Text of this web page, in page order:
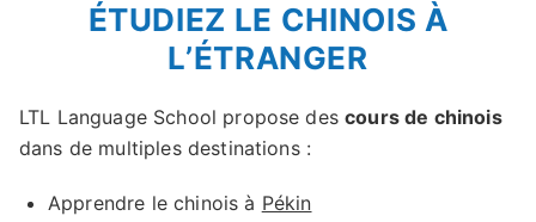
ÉTUDIEZ LE CHINOIS À
L’ÉTRANGER
LTL Language School propose descours de chinois
dans de multiples destinations :
Apprendre le chinois à Pékin